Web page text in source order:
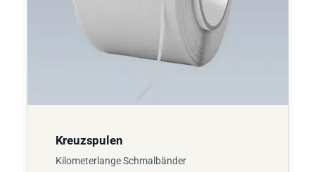
Kreuzspulen
Kilometerlange Schmalbänder